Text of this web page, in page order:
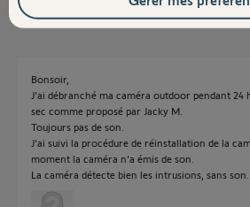
Bonsoir,
J'ai débranché ma caméra outdoor pendant 24
sec comme proposé par Jacky M.
Toujours pas de son.
J'ai suivi la procédure de réinstallation de la
moment la caméra n'a émis de son.
La caméra détecte bien les intrusions, sans